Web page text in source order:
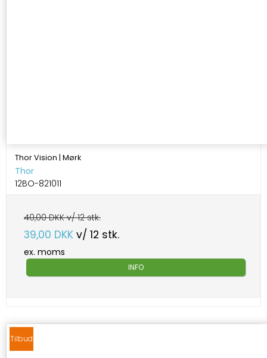
Thor Vision | Mørk
Thor
12BO-821011
40,00 DKK v/ 12 stk.
39,00 DKK v/ 12 stk.
ex. moms
INFO
Tilbud